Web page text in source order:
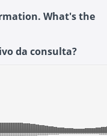
What's the
da consulta?